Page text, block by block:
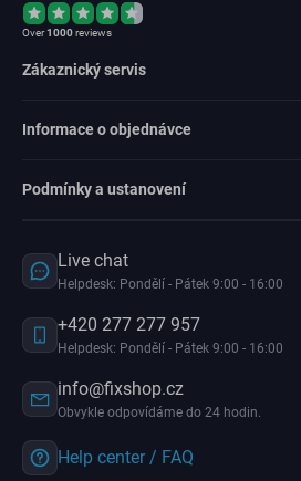
Over1000reviews
Zákaznický servis
Informace o objednávce
Podmínky a ustanovení
Live chat
Helpdesk: Pondělí - Pátek 9:00 - 16:00
+420 277 277 957
Helpdesk: Pondělí - Pátek 9:00 - 16:00
info@fixshop.cz
Obvykle odpovídáme do 24 hodin.
Help center / FAQ